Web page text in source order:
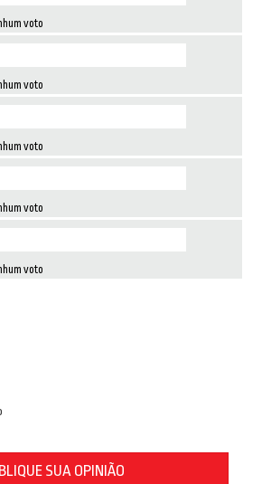
voto
voto
voto
voto
voto
SUA OPINIÃO